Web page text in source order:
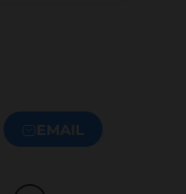
EMAIL